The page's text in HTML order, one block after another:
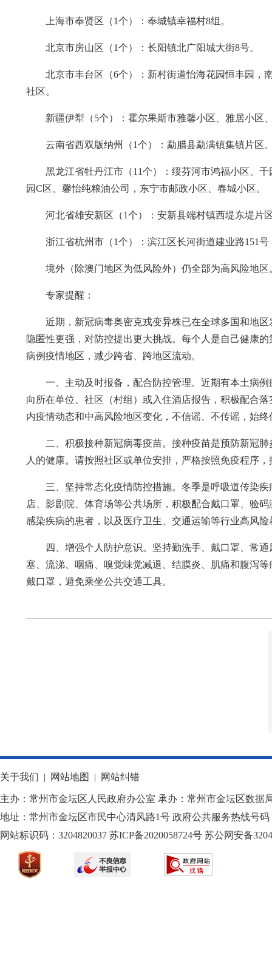
上海市奉贤区（1个）：奉城镇幸福村8组。
北京市房山区（1个）：长阳镇北广阳城大街8号。
北京市丰台区（6个）：新村街道怡海花园恒丰园，
社区。
新疆伊犁（5个）：霍尔果斯市雅馨小区、雅居小区
云南省西双版纳州（1个）：勐腊县勐满镇集镇片区
黑龙江省牡丹江市（11个）：绥芬河市鸿福小区、
园C区、馨怡纯粮油公司，东宁市邮政小区、春城小区。
河北省雄安新区（1个）：安新县端村镇西堤东堤片
浙江省杭州市（1个）：滨江区长河街道建业路151
境外（除澳门地区为低风险外）仍全部为高风险地区
专家提醒：
近期，新冠病毒奥密克戎变异株已在全球多国和地
隐匿性更强，对防控提出更大挑战。每个人是自己健康
病例疫情地区，减少跨省、跨地区流动。
一、主动及时报备，配合防控管理。近期有本土病
向所在单位、社区（村组）或入住酒店报告，积极配合
内疫情动态和中高风险地区变化，不信谣、不传谣，始
二、积极接种新冠病毒疫苗。接种疫苗是预防新冠
人的健康。请按照社区或单位安排，严格按照免疫程序
三、坚持常态化疫情防控措施。冬季是呼吸道传染
店、影剧院、体育场等公共场所，积极配合戴口罩、验
感染疾病的患者，以及医疗卫生、交通运输等行业高风
四、增强个人防护意识。坚持勤洗手、戴口罩、常
塞、流涕、咽痛、嗅觉味觉减退、结膜炎、肌痛和腹泻
戴口罩，避免乘坐公共交通工具。
关于我们 | 网站地图 | 网站纠错
主办：常州市金坛区人民政府办公室 承办：常州市金坛区数据
地址：常州市金坛区市民中心清风路1号 政府公共服务热线号码
网站标识码：3204820037 苏ICP备2020058724号 苏公网安备